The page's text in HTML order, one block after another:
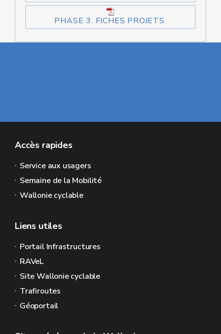
PHASE 3. FICHES PROJETS.
Accès rapides
Service aux usagers
Semaine de la Mobilité
Wallonie cyclable
Liens utiles
Portail Infrastructures
RAVeL
Site Wallonie cyclable
Trafiroutes
Géoportail